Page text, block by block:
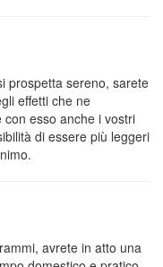
prospetta sereno, sarete
effetti che ne
esso anche i vostri
di essere più leggeri
avrete in atto una